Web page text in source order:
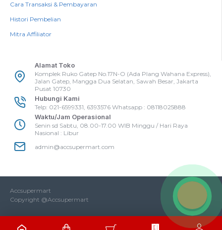
Cara Transaksi & Pembayaran
Histori Pembelian
Mitra Affiliator
Alamat Toko
Komplek Ruko Gatep No.17N-O (Ada Plang Wahana Express),
Jalan Gatep, Mangga Dua Selatan, Sawah Besar, Jakarta
Pusat 10730
Hubungi Kami
Telp: 021-6599331, 6393576 Whatsapp : 08118025888
Waktu/Jam Operasional
Senin sd Sabtu, 08.00-17.00 WIB Minggu / Hari Raya
Nasional : Libur
admin@accsupermart.com
Accsupermart
Copyright @Accsupermart